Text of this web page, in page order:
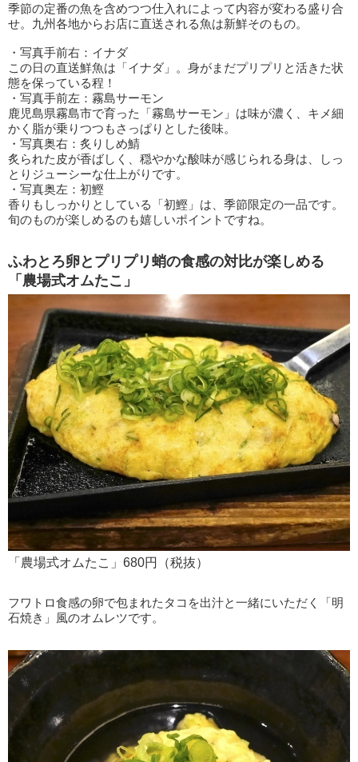
季節の定番の魚を含めつつ仕入れによって内容が変わる盛り合
せ。九州各地からお店に直送される魚は新鮮そのもの。
・写真手前右：イナダ
この日の直送鮮魚は「イナダ」。身がまだプリプリと活きた状
態を保っている程！
・写真手前左：霧島サーモン
鹿児島県霧島市で育った「霧島サーモン」は味が濃く、キメ細
かく脂が乗りつつもさっぱりとした後味。
・写真奥右：炙りしめ鯖
炙られた皮が香ばしく、穏やかな酸味が感じられる身は、しっ
とりジューシーな仕上がりです。
・写真奥左：初鰹
香りもしっかりとしている「初鰹」は、季節限定の一品です。
旬のものが楽しめるのも嬉しいポイントですね。
ふわとろ卵とプリプリ蛸の食感の対比が楽しめる
「農場式オムたこ」
「農場式オムたこ」680円（税抜）
フワトロ食感の卵で包まれたタコを出汁と一緒にいただく「明
石焼き」風のオムレツです。